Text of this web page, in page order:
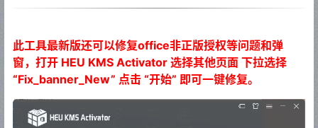
此工具最新版还可以修复office非正版授权等问题和弹
窗，打开 HEU KMS Activator 选择其他页面 下拉选择
“Fix_banner_New” 点击 “开始” 即可一键修复。